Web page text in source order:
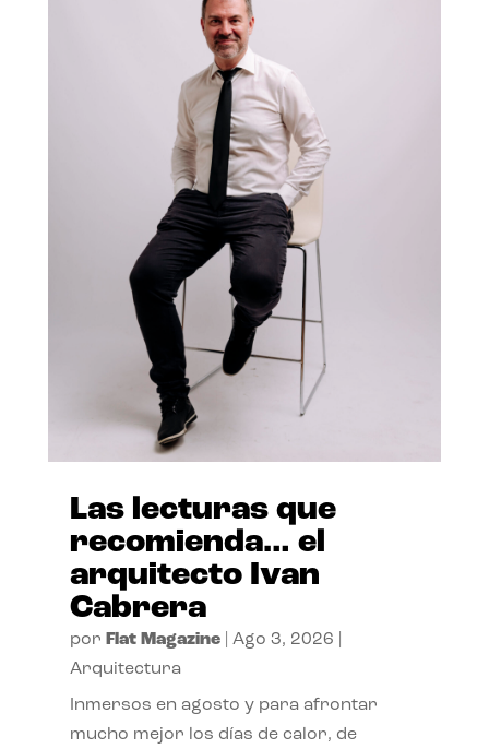
Las lecturas que
recomienda… el
arquitecto Ivan
Cabrera
por Flat Magazine| Ago 3, 2026
Arquitectura
Inmersos en agosto y para afrontar
mucho mejor los días de calor, de